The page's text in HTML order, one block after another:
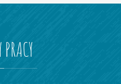
PRACY